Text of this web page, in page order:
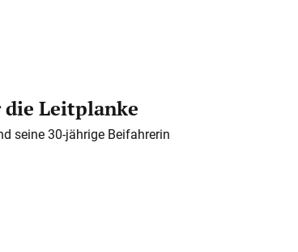
die Leitplanke
seine 30-jährige Beifahrerin